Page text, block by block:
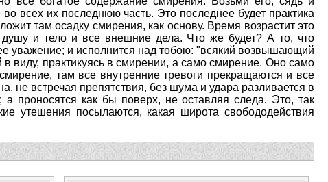
всех их последнюю часть. Это последнее будет практика
там осадку смирения, как основу. Время возрастит это
и тело и все внешние дела. Что же будет? А то, что
уважение; и исполнится над тобою: "всякий возвышающий
виду, практикуясь в смирении, а само смирение. Оно само
там все внутренние тревоги прекращаются и все
не встречая препятствия, без шума и удара разливается в
проносятся как бы поверх, не оставляя следа. Это, так
утешения посылаются, какая широта свобододействия